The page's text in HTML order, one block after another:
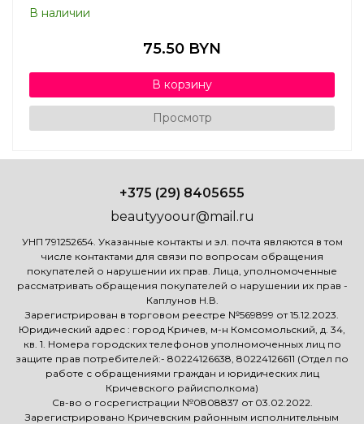
В наличии
75.50 BYN
В корзину
Просмотр
+375 (29) 8405655
beautyyoour@mail.ru
УНП 791252654. Указанные контакты и эл. почта являются в том
числе контактами для связи по вопросам обращения
покупателей о нарушении их прав. Лица, уполномоченные
рассматривать обращения покупателей о нарушении их прав -
Каплунов Н.В.
Зарегистрирован в торговом реестре №569899 от 15.12.2023.
Юридический адрес : город Кричев, м-н Комсомольский, д. 34,
кв. 1. Номера городских телефонов уполномоченных лиц по
защите прав потребителей:- 80224126638, 80224126611 (Отдел по
работе с обращениями граждан и юридических лиц
Кричевского райисполкома)
Св-во о госрегистрации №0808837 от 03.02.2022.
Зарегистрировано Кричевским районным исполнительным